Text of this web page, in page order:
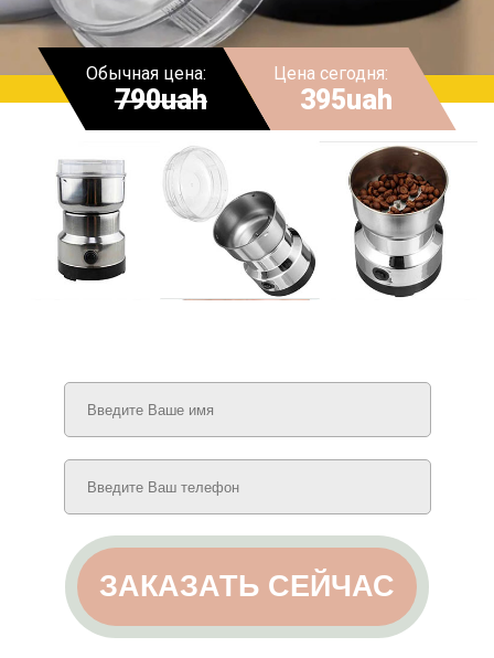
Обычная цена:
790uah
Цена сегодня:
395uah
ЗАКАЗАТЬ СЕЙЧАС